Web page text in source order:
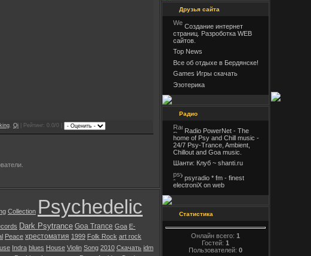
, Qi | Рейтинг: 0.0/0 |
Collection Psychedelic
Dark Psytrance Goa Trance Goa E-
Peace хрестоматия 1999 Folk Rock art rock
Indra blues House Violin Song 2010 Скачать idm
Друзья сайта
Создание интернет
страниц. Разроботка WEB
сайтов.
Top News
Все об отдыхе в Бердянске!
Games Игры скачать
Эзотерика
Радио
Radio PowerNet - The
home of Psy and Chill music -
24/7 Psy-Trance, Ambient,
Chillout and Goa music.
Шанти: Клуб ~ shanti.ru
psyradio * fm - finest
electroniX on web
Статистика
Онлайн всего: 1
Гостей: 1
Пользователей: 0